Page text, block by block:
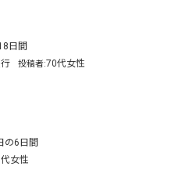
日間
投稿者 70代女性
トマン魂が根付くミ
＆娘の3人で一生の思
の6日間
女性
ーケットへ！ 親友と